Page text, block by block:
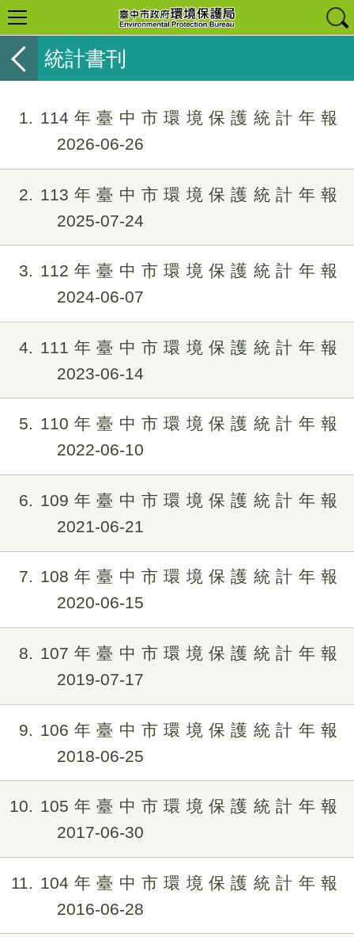
統計書刊
1
114年臺中市環境保護統計年報
2026-06-26
2
113年臺中市環境保護統計年報
2025-07-24
3
112年臺中市環境保護統計年報
2024-06-07
4
111年臺中市環境保護統計年報
2023-06-14
5
110年臺中市環境保護統計年報
2022-06-10
6
109年臺中市環境保護統計年報
2021-06-21
7
108年臺中市環境保護統計年報
2020-06-15
8
107年臺中市環境保護統計年報
2019-07-17
9
106年臺中市環境保護統計年報
2018-06-25
10
105年臺中市環境保護統計年報
2017-06-30
11
104年臺中市環境保護統計年報
2016-06-28